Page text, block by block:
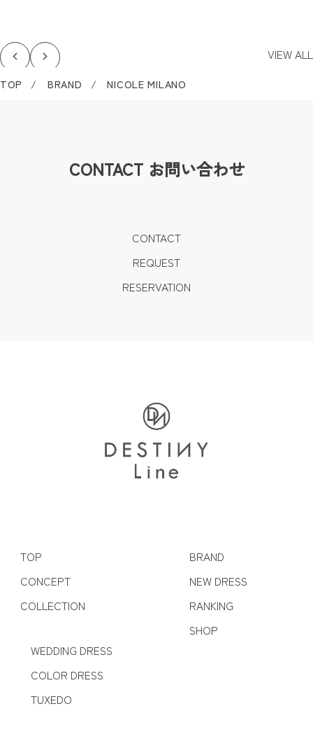
VIEW ALL
TOP BRAND NICOLE MILANO
CONTACT お問い合わせ
CONTACT
REQUEST
RESERVATION
TOP
CONCEPT
COLLECTION
WEDDING DRESS
COLOR DRESS
TUXEDO
BRAND
NEW DRESS
RANKING
SHOP